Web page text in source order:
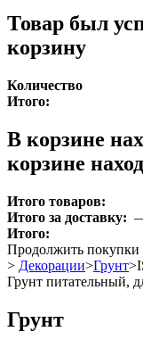
Товар был
корзину
Количество
Итого:
В корзине
корзине
Итого товаров:
Итого за доставку:
Итого:
Продолжить покупки
> Декорации>Грунт>
Грунт питательный,
Грунт